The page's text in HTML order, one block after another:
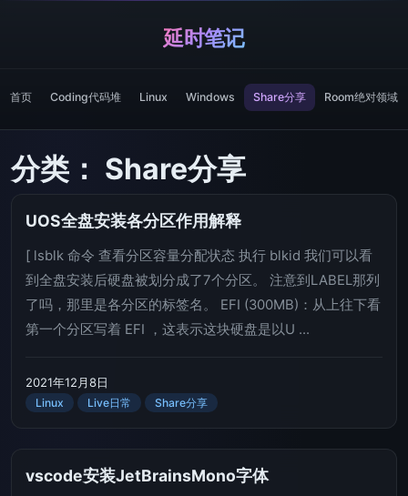
延时笔记
首页 Coding代码堆 Linux Windows Share分享 Room绝对领域
分类： Share分享
UOS全盘安装各分区作用解释
[ lsblk 命令 查看分区容量分配状态 执行 blkid 我们可以看
到全盘安装后硬盘被划分成了7个分区。 注意到LABEL那列
了吗，那里是各分区的标签名。 EFI (300MB)：从上往下看
第一个分区写着 EFI ，这表示这块硬盘是以U ...
2021年12月8日
Linux Live日常 Share分享
vscode安装JetBrainsMono字体